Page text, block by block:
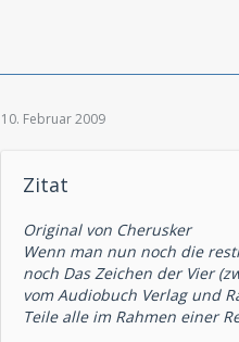
10. Februar 2009
Zitat
Original von Cherusker
Wenn man nun noch die
noch Das Zeichen der Vier
vom Audiobuch Verlag und
Teile alle im Rahmen einer